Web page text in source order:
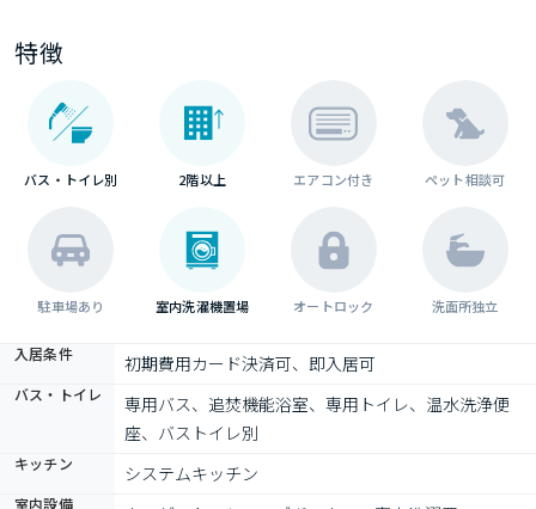
特徴
バス・トイレ別 2階以上 エアコン付き ペット相談可
駐車場あり 室内洗濯機置場 オートロック 洗面所独立
入居条件 初期費用カード決済可、即入居可
バス・トイレ
専用バス、追焚機能浴室、専用トイレ、温水洗浄便
座、バストイレ別
キッチン システムキッチン
室内設備